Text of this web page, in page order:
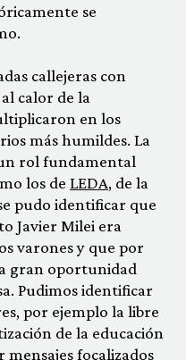
se
callejeras con
calor de la
en los
más humildes. La
rol fundamental
los de LEDA, de la
pudo identificar que
Javier Milei era
varones y que por
gran oportunidad
Pudimos identificar
por ejemplo la libre
de la educación
focalizados